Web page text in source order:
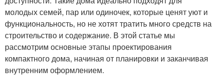
молодых семей, пар или одиночек, которые ценят уют и
функциональность, но не хотят тратить много средств на
строительство и содержание. В этой статье мы
рассмотрим основные этапы проектирования
компактного дома, начиная от планировки и заканчивая
внутренним оформлением.